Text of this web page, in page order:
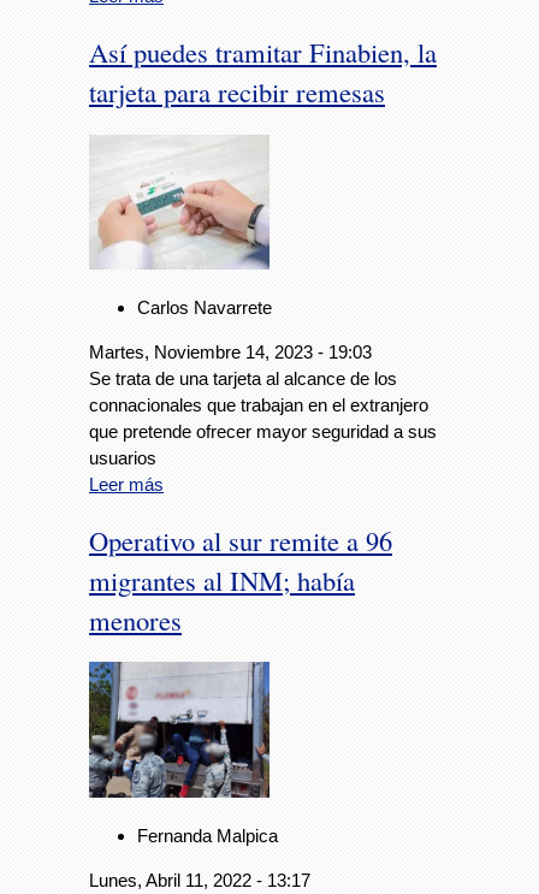
Así puedes tramitar Finabien, la
tarjeta para recibir remesas
Carlos Navarrete
Martes, Noviembre 14, 2023 - 19:03
Se trata de una tarjeta al alcance de los
connacionales que trabajan en el extranjero
que pretende ofrecer mayor seguridad a sus
usuarios
Leer más
Operativo al sur remite a 96
migrantes al INM; había
menores
Fernanda Malpica
Lunes, Abril 11, 2022 - 13:17